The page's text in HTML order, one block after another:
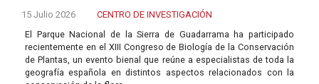
15 Julio 2026
CENTRO DE INVESTIGACIÓN
El Parque Nacional de la Sierra de Guadarrama ha participado
recientemente en el XIII Congreso de Biología de la Conservación
de Plantas, un evento bienal que reúne a especialistas de toda la
geografía española en distintos aspectos relacionados con la